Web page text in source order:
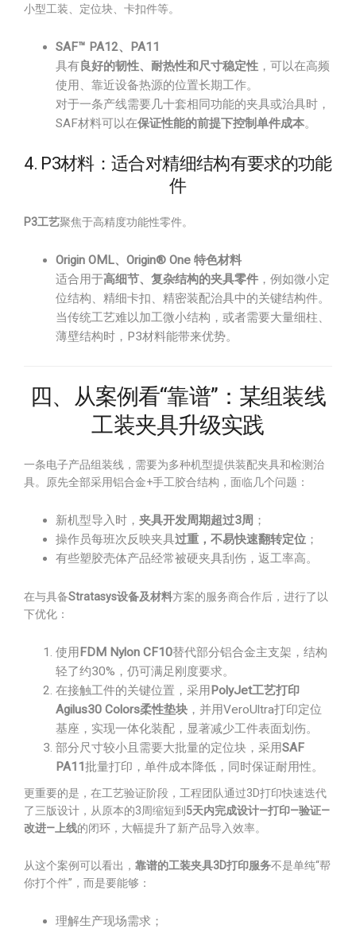
小型工装、定位块、卡扣件等。
SAF™ PA12、PA11
具有良好的韧性、耐热性和尺寸稳定性 ，可以在高频
使用、靠近设备热源的位置长期工作。
对于一条产线需要几十套相同功能的夹具或治具时，
SAF材料可以在保证性能的前提下控制单件成本。
4. P3材料：适合对精细结构有要求的功能
件
P3工艺聚焦于高精度功能性零件。
Origin OML、Origin® One 特色材料
适合用于高细节、复杂结构的夹具零件 ，例如微小定
位结构、精细卡扣、精密装配治具中的关键结构件。
当传统工艺难以加工微小结构，或者需要大量细柱、
薄壁结构时，P3材料能带来优势。
四、从案例看“靠谱”：某组装线
工装夹具升级实践
一条电子产品组装线，需要为多种机型提供装配夹具和检测治
具。原先全部采用铝合金+手工胶合结构，面临几个问题：
新机型导入时， 夹具开发周期超过3周 ；
操作员每班次反映夹具过重，不易快速翻转定位 ；
有些塑胶壳体产品经常被硬夹具刮伤，返工率高。
在与具备Stratasys设备及材料方案的服务商合作后，进行了以
下优化：
使用 FDM Nylon CF10替代部分铝合金主支架，结构
轻了约30%，仍可满足刚度要求。
在接触工件的关键位置，采用 PolyJet工艺打印
Agilus30 Colors柔性垫块 ，并用VeroUltra打印定位
基座，实现一体化装配，显著减少工件表面划伤。
部分尺寸较小且需要大批量的定位块，采用SAF
PA11批量打印，单件成本降低，同时保证耐用性。
更重要的是，在工艺验证阶段，工程团队通过3D打印快速迭代
了三版设计，从原本的3周缩短到 5天内完成设计—打印—验证—
改进—上线的闭环，大幅提升了新产品导入效率。
从这个案例可以看出， 靠谱的工装夹具3D打印服务不是单纯“帮
你打个件”，而是要能够：
理解生产现场需求；